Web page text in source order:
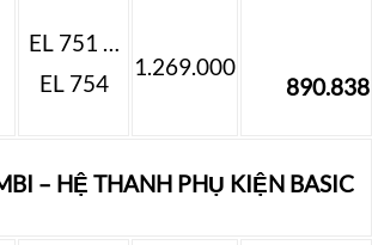
EL 751 …
EL 754
1.269.000
890.838
– HỆ THANH PHỤ KIỆN BASIC